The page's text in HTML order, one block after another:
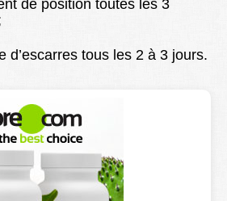
de position toutes les 3
d’escarres tous les 2 à 3 jours.